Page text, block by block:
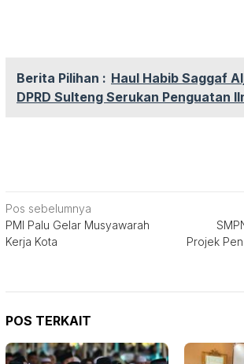
Berita Pilihan : Haul Habib Saggaf
DPRD Sulteng Serukan Penguatan
Navigasi
pos
Pos sebelumnya
PMI Palu Gelar Musyawarah
Kerja Kota
Projek
POS TERKAIT